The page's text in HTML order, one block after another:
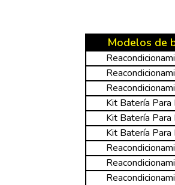
Modelos de
Kit Batería
Kit Batería
Kit Batería